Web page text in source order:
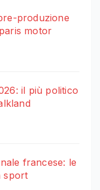
produzione
motor
il più politico
francese: le
sport